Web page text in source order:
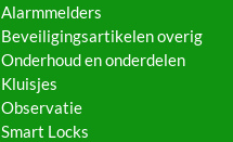
Alarmmelders
Beveiligingsartikelen overig
Onderhoud en onderdelen
Kluisjes
Observatie
Smart Locks